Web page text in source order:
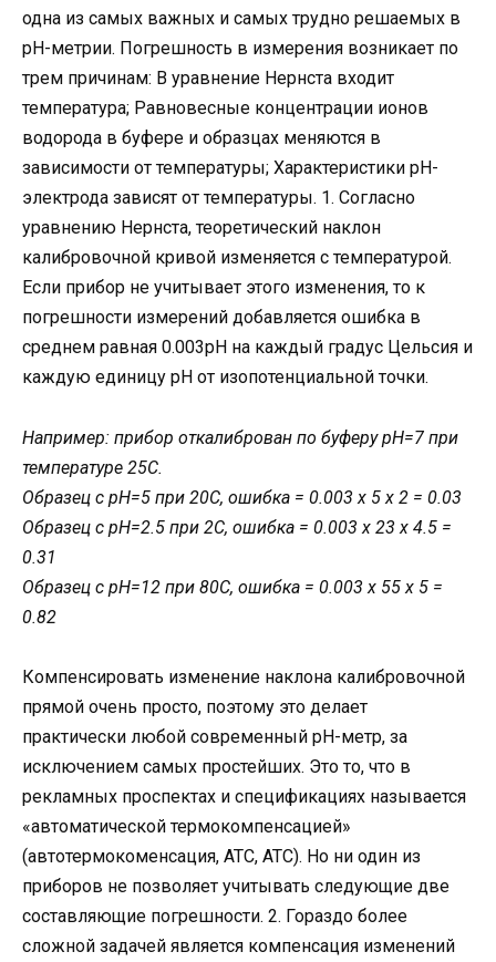
одна из самых важных и самых трудно решаемых в
рН-метрии. Погрешность в измерения возникает по
трем причинам: В уравнение Нернста входит
температура; Равновесные концентрации ионов
водорода в буфере и образцах меняются в
зависимости от температуры; Характеристики рН-
электрода зависят от температуры. 1. Согласно
уравнению Нернста, теоретический наклон
калибровочной кривой изменяется с температурой.
Если прибор не учитывает этого изменения, то к
погрешности измерений добавляется ошибка в
среднем равная 0.003рН на каждый градус Цельсия и
каждую единицу рН от изопотенциальной точки.
Например: прибор откалиброван по буферу рН=7 при
температуре 25С.
Образец с рН=5 при 20С, ошибка = 0.003 х 5 х 2 = 0.03
Образец с рН=2.5 при 2С, ошибка = 0.003 х 23 х 4.5 =
0.31
Образец с рН=12 при 80С, ошибка = 0.003 х 55 х 5 =
0.82
Компенсировать изменение наклона калибровочной
прямой очень просто, поэтому это делает
практически любой современный рН-метр, за
исключением самых простейших. Это то, что в
рекламных проспектах и спецификациях называется
«автоматической термокомпенсацией»
(автотермокоменсация, АТС, ATC). Но ни один из
приборов не позволяет учитывать следующие две
составляющие погрешности. 2. Гораздо более
сложной задачей является компенсация изменений